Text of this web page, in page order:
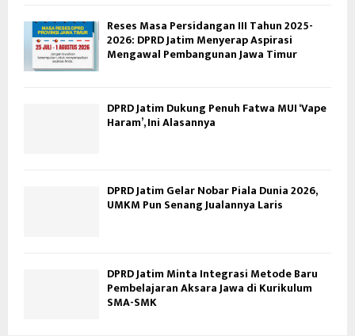
Reses Masa Persidangan III Tahun 2025-
2026: DPRD Jatim Menyerap Aspirasi
Mengawal Pembangunan Jawa Timur
DPRD Jatim Dukung Penuh Fatwa MUI ‘Vape
Haram’, Ini Alasannya
DPRD Jatim Gelar Nobar Piala Dunia 2026,
UMKM Pun Senang Jualannya Laris
DPRD Jatim Minta Integrasi Metode Baru
Pembelajaran Aksara Jawa di Kurikulum
SMA-SMK